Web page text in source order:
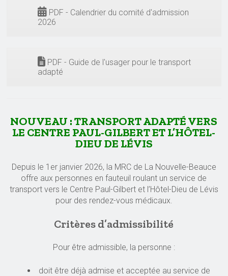
PDF - Calendrier du comité d'admission
2026
PDF - Guide de l'usager pour le transport
adapté
NOUVEAU : TRANSPORT ADAPTÉ VERS
LE CENTRE PAUL-GILBERT ET L’HÔTEL-
DIEU DE LÉVIS
Depuis le 1er janvier 2026, la MRC de La Nouvelle-Beauce
offre aux personnes en fauteuil roulant un service de
transport vers le Centre Paul-Gilbert et l’Hôtel-Dieu de Lévis
pour des rendez-vous médicaux.
Critères d’admissibilité
Pour être admissible, la personne :
doit être déjà admise et acceptée au service de